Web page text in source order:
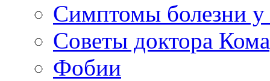
Симптомы болезни у
Советы доктора
Фобии